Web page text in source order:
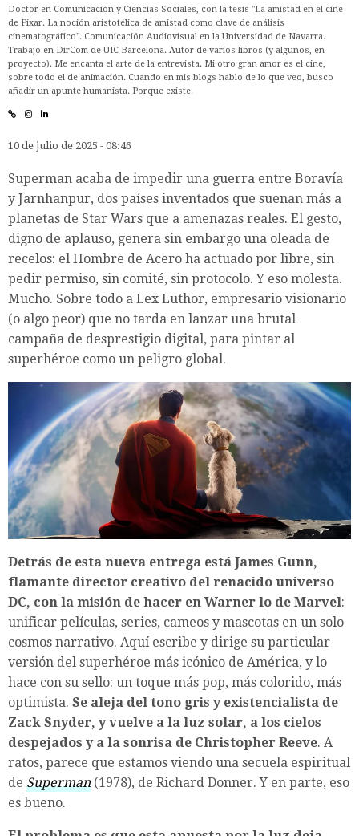
Doctor en Comunicación y Ciencias Sociales, con la tesis "La amistad en el cine
de Pixar. La noción aristotélica de amistad como clave de análisis
cinematográfico". Comunicación Audiovisual en la Universidad de Navarra.
Trabajo en DirCom de UIC Barcelona. Autor de varios libros (y algunos, en
proyecto). Me encanta el arte de la entrevista. Mi otro gran amor es el cine,
sobre todo el de animación. Cuando en mis blogs hablo de lo que veo, busco
añadir un apunte humanista. Porque existe.
10 de julio de 2025 - 08:46
Superman acaba de impedir una guerra entre Boravía
y Jarnhanpur, dos países inventados que suenan más a
planetas de Star Wars que a amenazas reales. El gesto,
digno de aplauso, genera sin embargo una oleada de
recelos: el Hombre de Acero ha actuado por libre, sin
pedir permiso, sin comité, sin protocolo. Y eso molesta.
Mucho. Sobre todo a Lex Luthor, empresario visionario
(o algo peor) que no tarda en lanzar una brutal
campaña de desprestigio digital, para pintar al
superhéroe como un peligro global.
Detrás de esta nueva entrega está James Gunn,
flamante director creativo del renacido universo
DC, con la misión de hacer en Warner lo de Marvel:
unificar películas, series, cameos y mascotas en un solo
cosmos narrativo. Aquí escribe y dirige su particular
versión del superhéroe más icónico de América, y lo
hace con su sello: un toque más pop, más colorido, más
optimista. Se aleja del tono gris y existencialista de
Zack Snyder, y vuelve a la luz solar, a los cielos
despejados y a la sonrisa de Christopher Reeve. A
ratos, parece que estamos viendo una secuela espiritual
de Superman(1978), de Richard Donner. Y en parte, eso
es bueno.